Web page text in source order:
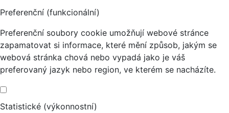
Preferenční (funkcionální)
Preferenční soubory cookie umožňují webové stránce
zapamatovat si informace, které mění způsob, jakým se
webová stránka chová nebo vypadá jako je váš
preferovaný jazyk nebo region, ve kterém se nacházíte.
Statistické (výkonnostní)